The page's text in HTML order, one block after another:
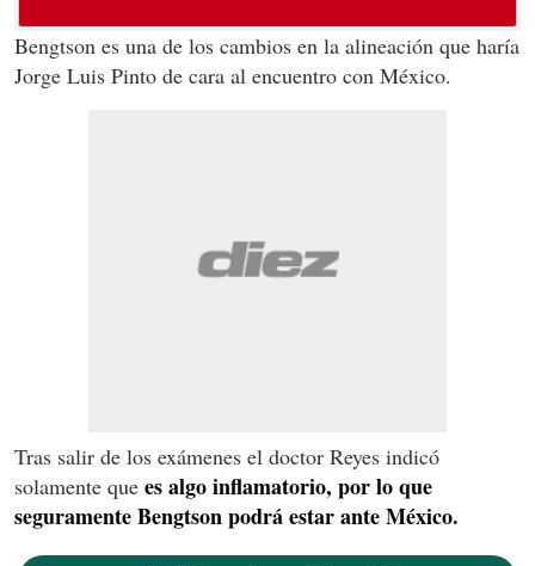
Bengtson es una de los cambios en la alineación que haría
Jorge Luis Pinto de cara al encuentro con México.
Tras salir de los exámenes el doctor Reyes indicó
solamente que es algo inflamatorio, por lo que
seguramente Bengtson podrá estar ante México.